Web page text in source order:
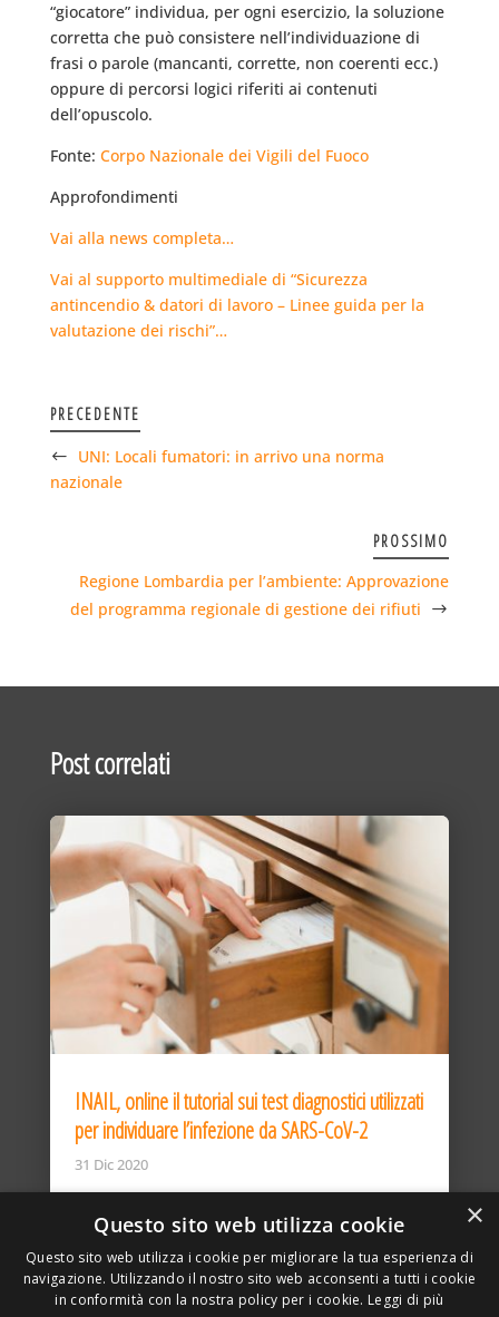
“giocatore” individua, per ogni esercizio, la soluzione
corretta che può consistere nell’individuazione di
frasi o parole (mancanti, corrette, non coerenti ecc.)
oppure di percorsi logici riferiti ai contenuti
dell’opuscolo.
Fonte: Corpo Nazionale dei Vigili del Fuoco
Approfondimenti
Vai alla news completa…
Vai al supporto multimediale di “Sicurezza
antincendio & datori di lavoro – Linee guida per la
valutazione dei rischi”…
PRECEDENTE
UNI: Locali fumatori: in arrivo una norma
nazionale
PROSSIMO
Regione Lombardia per l’ambiente: Approvazione
del programma regionale di gestione dei rifiuti
Post correlati
INAIL, online il tutorial sui test diagnostici utilizzati
per individuare l’infezione da SARS-CoV-2
31 Dic 2020
×
Questo sito web utilizza cookie
Questo sito web utilizza i cookie per migliorare la tua esperienza di
navigazione. Utilizzando il nostro sito web acconsenti a tutti i cookie
in conformità con la nostra policy per i cookie. Leggi di più